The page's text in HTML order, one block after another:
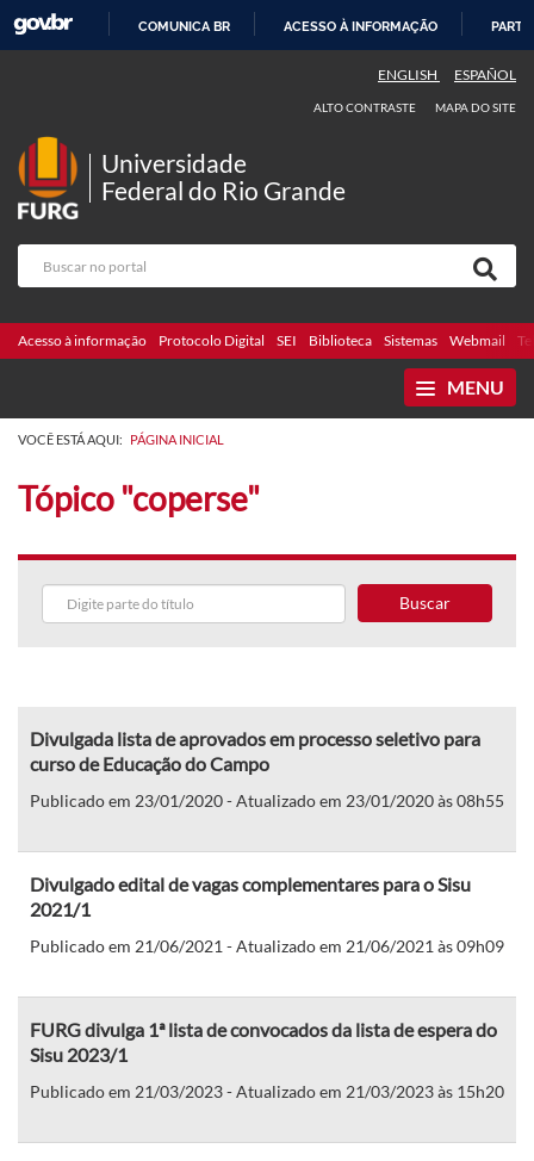
COMUNICA BR ACESSO À INFORMAÇÃO
ENGLISH ESPAÑOL
ALTO CONTRASTE MAPA DO SITE
Universidade
Federal do Rio Grande
Acesso à informação Protocolo Digital SEI Biblioteca Sistemas Webmail
MENU
VOCÊ ESTÁ AQUI: PÁGINA INICIAL
Tópico "coperse"
Buscar
Divulgada lista de aprovados em processo seletivo para
curso de Educação do Campo
Publicado em 23/01/2020 - Atualizado em 23/01/2020 às 08h55
Divulgado edital de vagas complementares para o Sisu
2021/1
Publicado em 21/06/2021 - Atualizado em 21/06/2021 às 09h09
FURG divulga 1ª lista de convocados da lista de espera do
Sisu 2023/1
Publicado em 21/03/2023 - Atualizado em 21/03/2023 às 15h20